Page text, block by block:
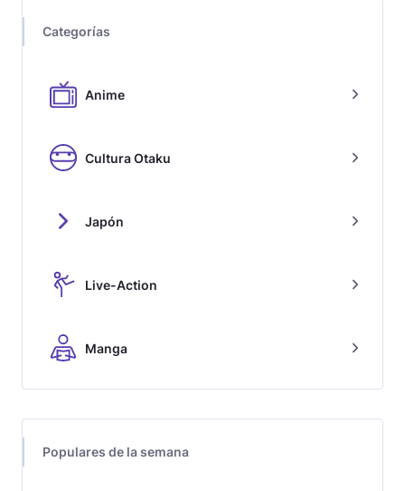
Categorías
Anime
Cultura Otaku
Japón
Live-Action
Manga
Populares de la semana